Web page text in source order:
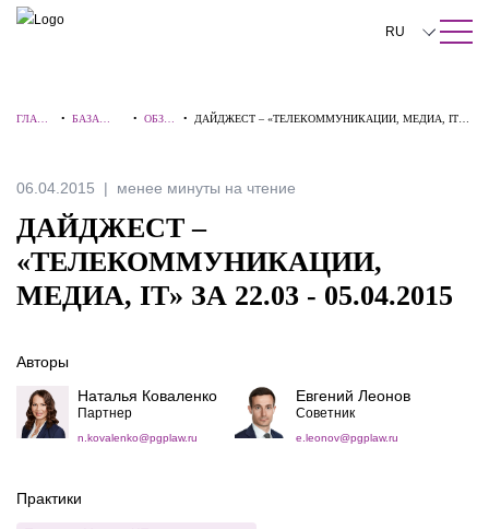
ПОИСК ПО САЙТУ Закрыть
RU
中文
Español
ГЛАВН
• БАЗА
•ОБЗО
• ДАЙДЖЕСТ – «ТЕЛЕКОММУНИКАЦИИ, МЕДИА, IT»
06.04.2015 менее минуты на чтение
ДАЙДЖЕСТ –
«ТЕЛЕКОММУНИКАЦИИ,
МЕДИА, IT» ЗА 22.03 - 05.04.2015
Авторы
Наталья Коваленко
Партнер
n.kovalenko@pgplaw.ru
Евгений Леонов
Советник
e.leonov@pgplaw.ru
Практики